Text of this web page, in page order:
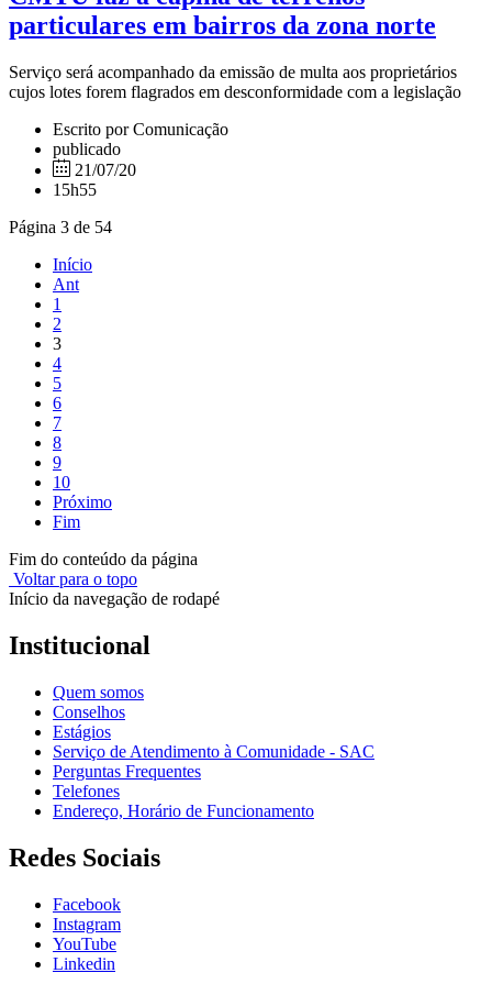
particulares em bairros da zona norte
Serviço será acompanhado da emissão de multa aos proprietários
cujos lotes forem flagrados em desconformidade com a legislação
Escrito por Comunicação
publicado
21/07/20
15h55
Página 3 de 54
Início
Ant
1
2
3
4
5
6
7
8
9
10
Próximo
Fim
Fim do conteúdo da página
Voltar para o topo
Início da navegação de rodapé
Institucional
Quem somos
Conselhos
Estágios
Serviço de Atendimento à Comunidade - SAC
Perguntas Frequentes
Telefones
Endereço, Horário de Funcionamento
Redes Sociais
Facebook
Instagram
YouTube
Linkedin